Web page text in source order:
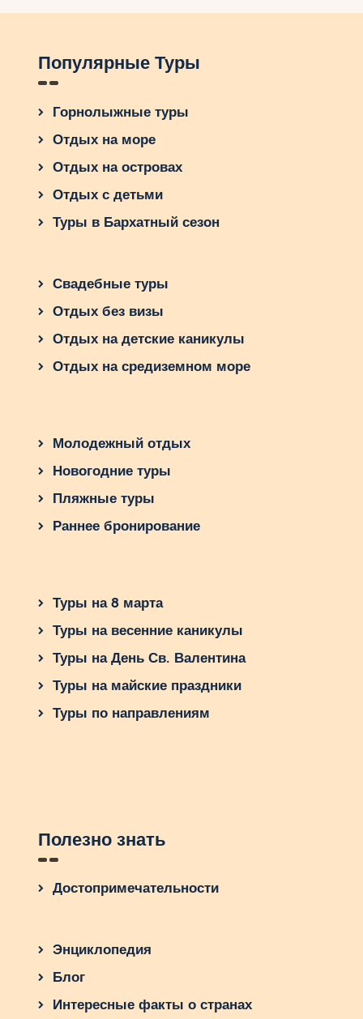
Популярные Туры
Горнолыжные туры
Отдых на море
Отдых на островах
Отдых с детьми
Туры в Бархатный сезон
Свадебные туры
Отдых без визы
Отдых на детские каникулы
Отдых на средиземном море
Молодежный отдых
Новогодние туры
Пляжные туры
Раннее бронирование
Туры на 8 марта
Туры на весенние каникулы
Туры на День Св. Валентина
Туры на майские праздники
Туры по направлениям
Полезно знать
Достопримечательности
Энциклопедия
Блог
Интересные факты о странах